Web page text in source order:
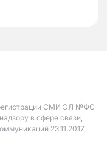
СМИ ЭЛ №ФС
в сфере связи,
23.11.2017